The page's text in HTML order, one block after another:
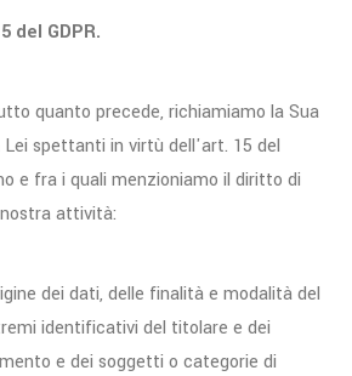
del GDPR.
quanto precede, richiamiamo la Sua
spettanti in virtù dell'art. 15 del
e fra i quali menzioniamo il diritto di
attività:
dei dati, delle finalità e modalità del
identificativi del titolare e dei
e dei soggetti o categorie di